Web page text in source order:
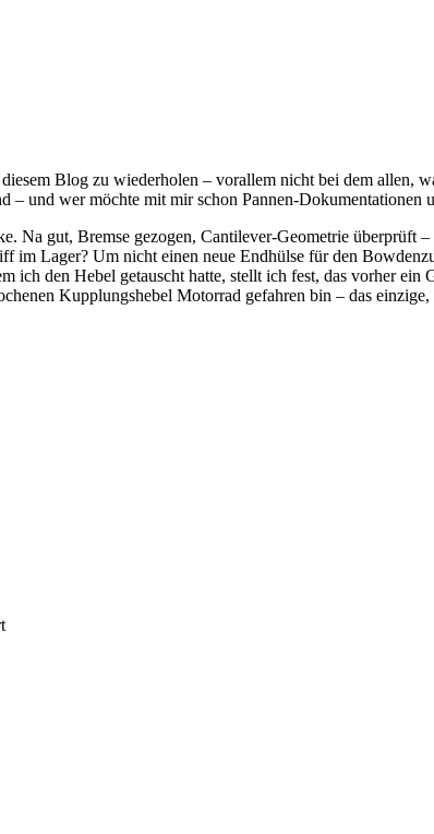
Blog zu wiederholen – vorallem nicht bei dem allen,
und wer möchte mit mir schon Pannen-Dokumentationen
Na gut, Bremse gezogen, Cantilever-Geometrie überprüft
Lager? Um nicht einen neue Endhülse für den
ich den Hebel getauscht hatte, stellt ich fest, das vorher
Kupplungshebel Motorrad gefahren bin – das